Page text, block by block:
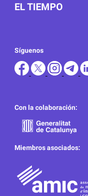
EL TIEMPO
Síguenos
Con la colaboración:
Miembros asociados: